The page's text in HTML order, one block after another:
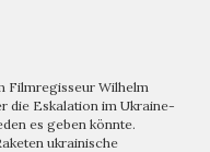
Filmregisseur Wilhelm
die Eskalation im Ukraine-
es geben könnte.
ukrainische